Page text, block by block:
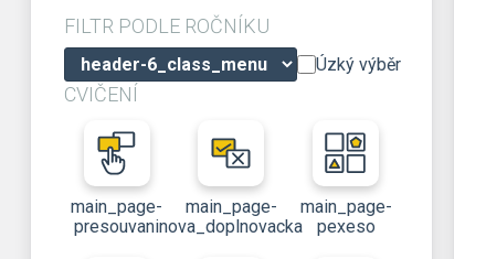
FILTR PODLE ROČNÍKU
Úzký výběr
CVIČENÍ
main_page-
presouvani
main_page-
nova_doplnovacka
main_page-
pexeso